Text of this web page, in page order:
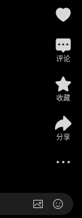
评论
收藏
分享